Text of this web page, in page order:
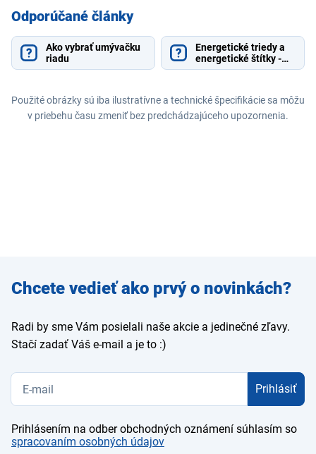
Odporúčané články
Ako vybrať umývačku
riadu
Energetické triedy a
energetické štítky -
vysvetlenie
Použité obrázky sú iba ilustratívne a technické špecifikácie sa môžu
v priebehu času zmeniť bez predchádzajúceho upozornenia.
Zadajte
e-mail
Chcete vedieť ako prvý o novinkách?
Radi by sme Vám posielali naše akcie a jedinečné zľavy.
Stačí zadať Váš e-mail a je to :)
Prihlásiť
Prihlásením na odber obchodných oznámení súhlasím so
spracovaním osobných údajov